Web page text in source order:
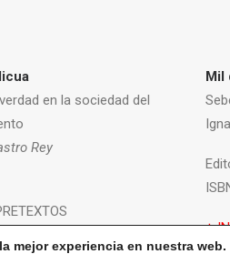
en la sociedad del
Rey
Mil
+
mejor experiencia en nuestra web.